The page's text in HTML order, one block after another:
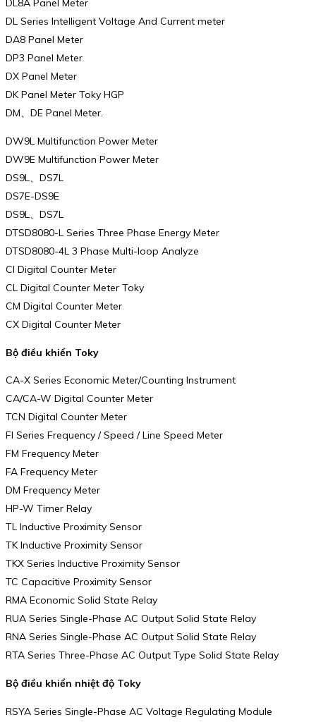
DL8A Panel Meter
DL Series Intelligent Voltage And Current meter
DA8 Panel Meter
DP3 Panel Meter
DX Panel Meter
DK Panel Meter Toky HGP
DM、DE Panel Meter.
DW9L Multifunction Power Meter
DW9E Multifunction Power Meter
DS9L、DS7L
DS7E-DS9E
DS9L、DS7L
DTSD8080-L Series Three Phase Energy Meter
DTSD8080-4L 3 Phase Multi-loop Analyze
CI Digital Counter Meter
CL Digital Counter Meter Toky
CM Digital Counter Meter
CX Digital Counter Meter
Bộ điều khiển Toky
CA-X Series Economic Meter/Counting Instrument
CA/CA-W Digital Counter Meter
TCN Digital Counter Meter
FI Series Frequency / Speed / Line Speed Meter
FM Frequency Meter
FA Frequency Meter
DM Frequency Meter
HP-W Timer Relay
TL Inductive Proximity Sensor
TK Inductive Proximity Sensor
TKX Series Inductive Proximity Sensor
TC Capacitive Proximity Sensor
RMA Economic Solid State Relay
RUA Series Single-Phase AC Output Solid State Relay
RNA Series Single-Phase AC Output Solid State Relay
RTA Series Three-Phase AC Output Type Solid State Relay
Bộ điều khiển nhiệt độ Toky
RSYA Series Single-Phase AC Voltage Regulating Module